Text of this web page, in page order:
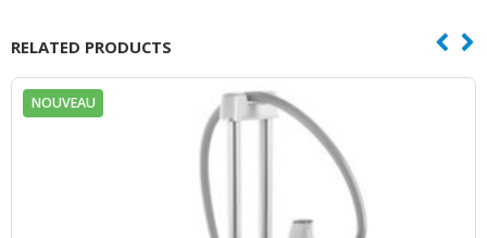
RELATED PRODUCTS